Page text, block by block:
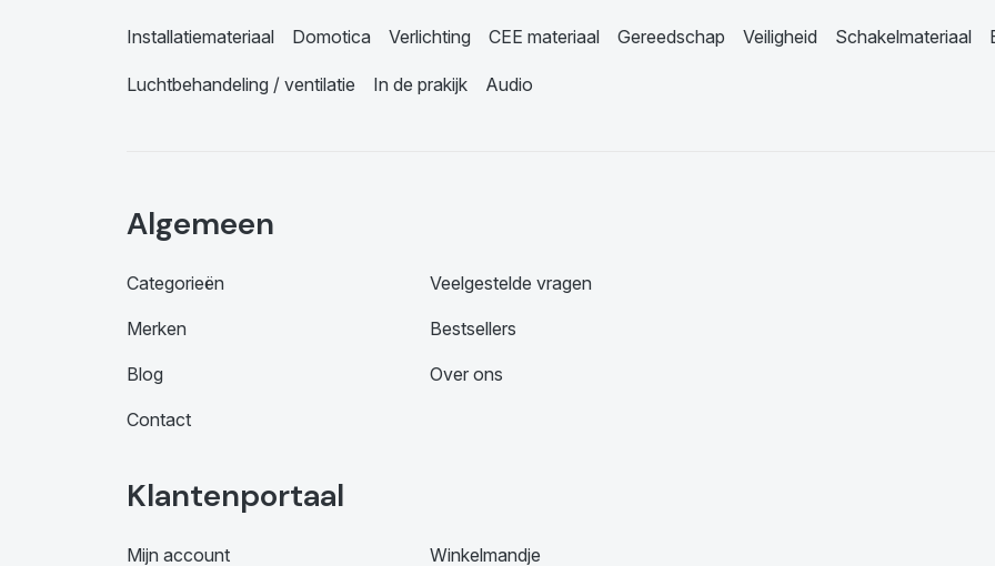
Installatiemateriaal Domotica Verlichting CEE materiaal Gereedschap Veiligheid Schakelmateriaal
Luchtbehandeling / ventilatie In de prakijk Audio
Algemeen
Categorieën Veelgestelde vragen
Merken Bestsellers
Blog Over ons
Contact
Klantenportaal
Mijn account Winkelmandje